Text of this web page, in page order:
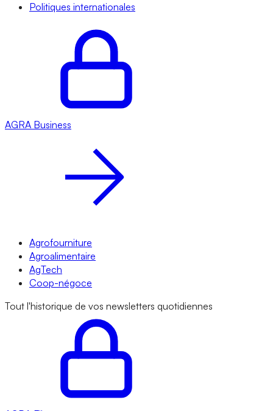
Politiques internationales
AGRA Business
Agrofourniture
Agroalimentaire
AgTech
Coop-négoce
Tout l'historique de vos newsletters quotidiennes